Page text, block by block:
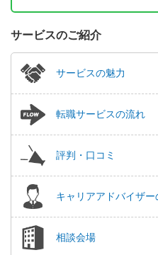
サービスのご紹介
サービスの魅力
転職サービスの流れ
評判・口コミ
キャリアアドバイザー
相談会場